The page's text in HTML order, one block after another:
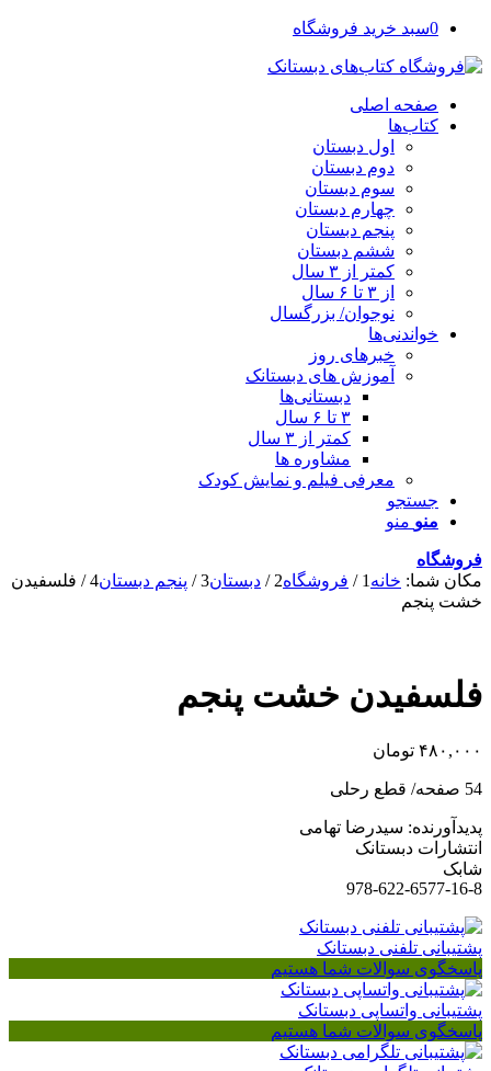
0سبد خرید فروشگاه
صفحه اصلی
کتاب‌ها
اول دبستان
دوم دبستان
سوم دبستان
چهارم دبستان
پنجم دبستان
ششم دبستان
کمتر از ۳ سال
از ۳ تا ۶ سال
نوجوان/ بزرگسال
خواندنی‌ها
خبرهای روز
آموزش های دبستانک
دبستانی‌ها
۳ تا ۶ سال
کمتر از ۳ سال
مشاوره ها
معرفی فیلم و نمایش کودک
جستجو
منو منو
فروشگاه
مکان شما: خانه 1
/ فروشگاه2
/ دبستان3
/ پنجم دبستان4
/ فلسفیدن
خشت پنجم
فلسفیدن خشت پنجم
۴۸۰,۰۰۰ تومان
54 صفحه/ قطع رحلی
پدیدآورنده: سیدرضا تهامی
انتشارات دبستانک
شابک
978-622-6577-16-8
پشتیبانی تلفنی دبستانک
پاسخگوی سوالات شما هستیم
پشتیبانی واتساپی دبستانک
پاسخگوی سوالات شما هستیم